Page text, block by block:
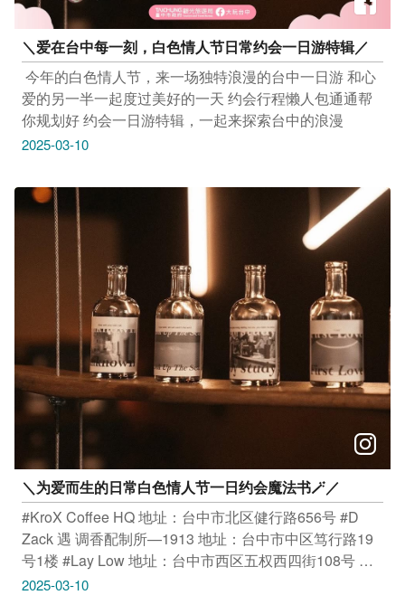
＼爱在台中每一刻，白色情人节日常约会一日游特辑／
​ 今年的白色情人节，来一场独特浪漫的台中一日游 和心
爱的另一半一起度过美好的一天 约会行程懒人包通通帮
你规划好 约会一日游特辑，一起来探索台中的浪漫
2025-03-10
＼为爱而生的日常白色情人节一日约会魔法书🪄／
#KroX Coffee HQ 地址：台中市北区健行路656号 #D
Zack 遇 调香配制所—1913 地址：台中市中区笃行路19
号1楼 #Lay Low 地址：台中市西区五权西四街108号 感
谢IG网友 @lawrie1001 @havesome.funn ＠
2025-03-10